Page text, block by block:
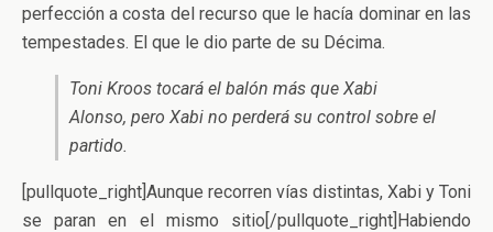
perfección a costa del recurso que le hacía dominar en las
tempestades. El que le dio parte de su Décima.
Toni Kroos tocará el balón más que Xabi
Alonso, pero Xabi no perderá su control sobre el
partido.
[pullquote_right]Aunque recorren vías distintas, Xabi y Toni
se paran en el mismo sitio[/pullquote_right]Habiendo